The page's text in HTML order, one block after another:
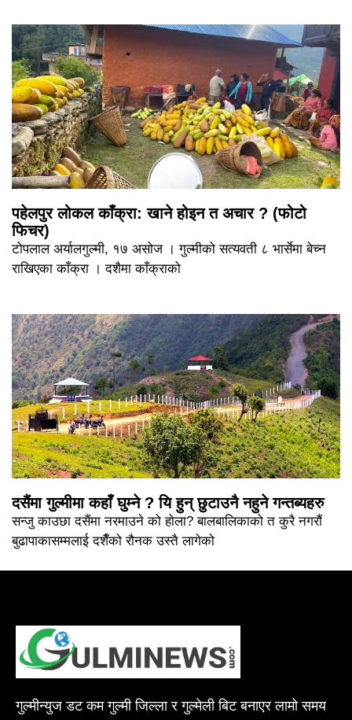
पहेलपुर लोकल काँक्रा: खाने होइन त अचार ? (फोटो
फिचर)
टोपलाल अर्यालगुल्मी, १७ असोज । गुल्मीको सत्यवती ८ भार्सेमा बेच्न
राखिएका काँक्रा । दशैमा काँक्राको
दसैंमा गुल्मीमा कहाँ घुम्ने ? यि हुन् छुटाउनै नहुने गन्तब्यहरु
सन्जु काउछा दसैंमा नरमाउने को होला? बालबालिकाको त कुरै नगरौं
बुढापाकासम्मलाई दशैँको रौनक उस्तै लागेको
गुल्मीन्युज डट कम गुल्मी जिल्ला र गुल्मेली बिट बनाएर लामो समय